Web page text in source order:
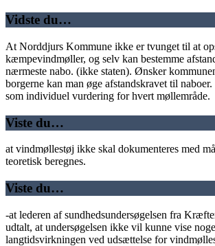
Vidste du…
At Norddjurs Kommune ikke er tvunget til at
kæmpevindmøller, og selv kan bestemme
nærmeste nabo. (ikke staten). Ønsker
borgerne kan man øge afstandskravet til
som individuel vurdering for hvert møllemråde.
Viste du…
at vindmøllestøj ikke skal dokumenteres med
teoretisk beregnes.
Viste du…
-at lederen af sundhedsundersøgelsen fra
udtalt, at undersøgelsen ikke vil kunne vise
langtidsvirkningen ved udsættelse for